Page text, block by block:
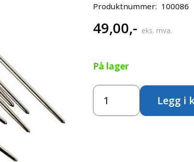
Produktnummer: 100086
49,00,- eks. mva.
På lager
Broderinål
uten
Legg i